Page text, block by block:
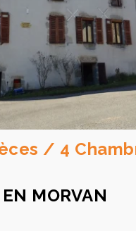
/ 4
MORVAN